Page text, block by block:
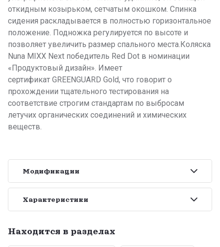
откидным козырьком, сетчатым окошком. Спинка
сидения раскладывается в полностью горизонтальное
положение. Подножка регулируется по высоте и
позволяет увеличить размер спального места.Коляска
Nuna MIXX Next победитель Red Dot в номинации
«Продуктовый дизайн». Имеет
сертификат GREENGUARD Gold, что говорит о
прохождении тщательного тестирования на
соответствие строгим стандартам по выбросам
летучих органических соединений и химических
веществ.
Модификации
Характеристики
Находится в разделах